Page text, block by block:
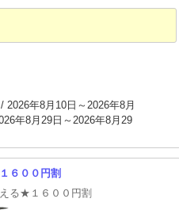
年8月10日～2026年8月
年8月29日～2026年8月29
６００円割
る★１６００円割